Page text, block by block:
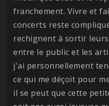
franchement. Vivre et
concerts reste
rechignent à sortir
entre le public et les
j'ai personnellement
ce qui me déçoit pour
il se peut que cette